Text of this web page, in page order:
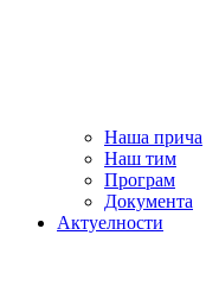
Наша прича
Наш тим
Програм
Документа
Актуелности